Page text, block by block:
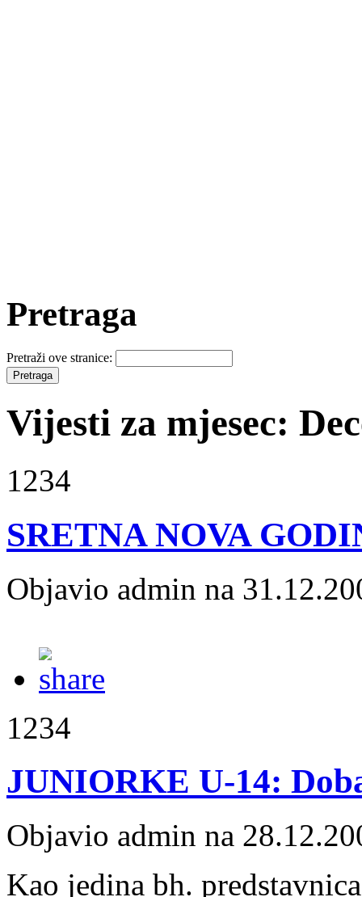
Pretraga
Pretraži ove stranice:
Vijesti za mjesec:
1234
SRETNA NOVA
Objavio admin na
1234
JUNIORKE U-14:
Objavio admin na
Kao jedina bh.